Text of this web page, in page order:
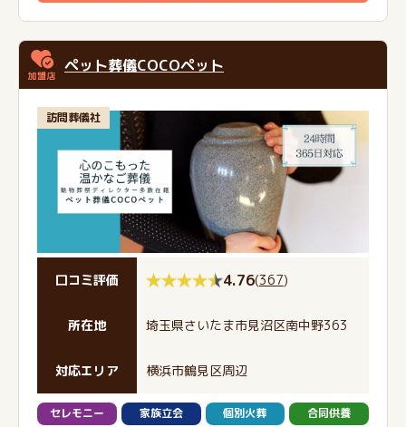
ペット葬儀COCOペット
訪問葬儀社
口コミ評価 4.76(367)
所在地 埼玉県さいたま市見沼区南中野363
対応エリア 横浜市鶴見区周辺
セレモニー 家族立会 個別火葬 合同供養